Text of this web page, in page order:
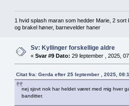
1 hvid splash maran som hedder Marie, 2
og brakel høner, barnevelder haner
Sv: Kyllinger forskellige aldre
« Svar #9 Dato: 29 ſeptember , 2025,
Citat fra: Gerda efter 25 ſeptember , 2025,
nej sjovt nok har heldet været med mig hver
banditter.